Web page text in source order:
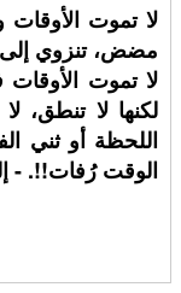
لا تموت الأوقات
مضض، تنزوي إلى
لا تموت
لكنها لا تنطق،
اللحظة أو ثني
الوقت رُفات!!. -